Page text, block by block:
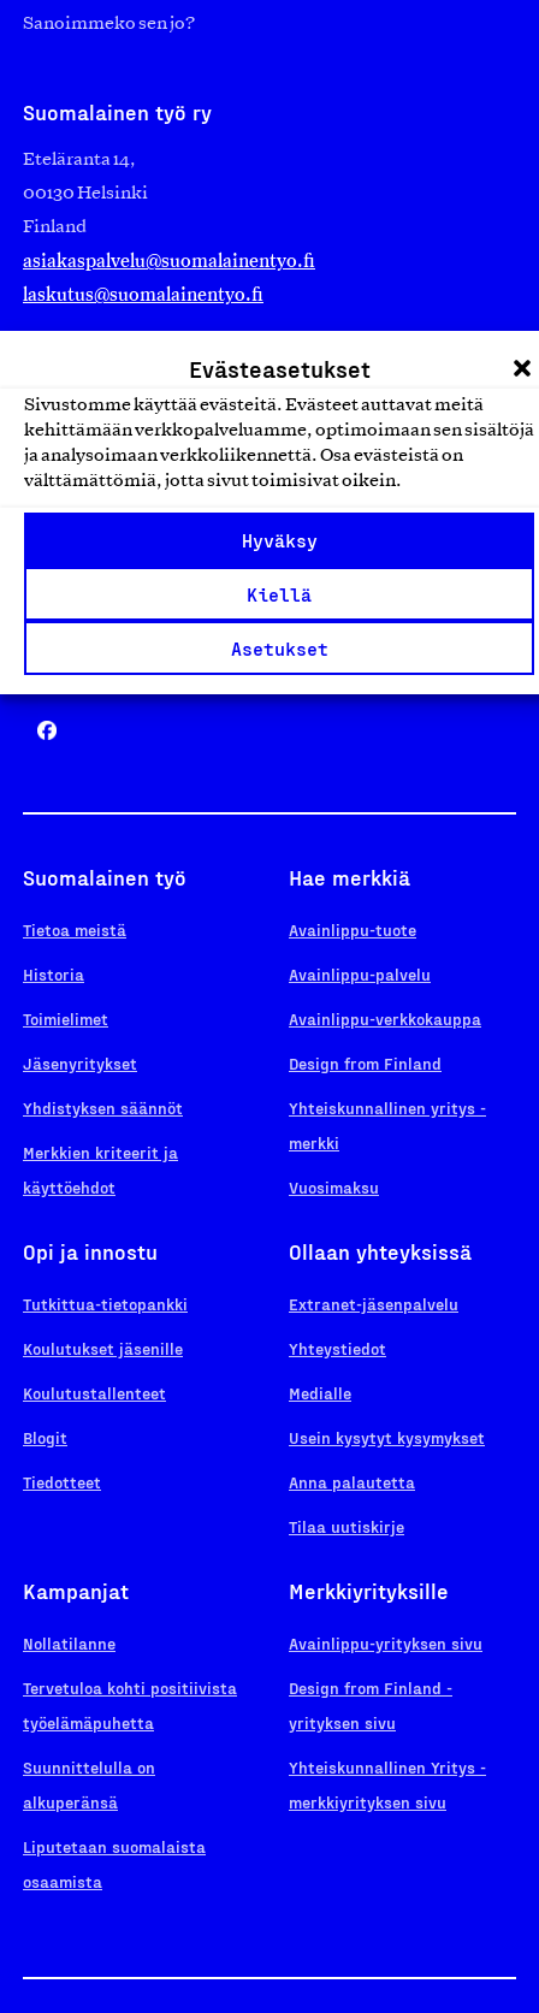
Evästeasetukset
Sivustomme käyttää evästeitä. Evästeet auttavat meitä
kehittämään verkkopalveluamme, optimoimaan sen sisältöjä
ja analysoimaan verkkoliikennettä. Osa evästeistä on
välttämättömiä, jotta sivut toimisivat oikein.
Hyväksy
Kiellä
Asetukset
Sanoimmeko sen jo?
Suomalainen työ ry
Eteläranta 14,
00130 Helsinki
Finland
asiakaspalvelu@suomalainentyo.fi
laskutus@suomalainentyo.fi
Avainlippu
Yhteiskunnallinen Yritys -merkki
Suomalainen työ
Tietoa meistä
Historia
Toimielimet
Jäsenyritykset
Yhdistyksen säännöt
Merkkien kriteerit ja
käyttöehdot
Hae merkkiä
Avainlippu-tuote
Avainlippu-palvelu
Avainlippu-verkkokauppa
Design from Finland
Yhteiskunnallinen yritys -
merkki
Vuosimaksu
Opi ja innostu
Tutkittua-tietopankki
Koulutukset jäsenille
Koulutustallenteet
Blogit
Tiedotteet
Ollaan yhteyksissä
Extranet-jäsenpalvelu
Yhteystiedot
Medialle
Usein kysytyt kysymykset
Anna palautetta
Tilaa uutiskirje
Kampanjat
Nollatilanne
Tervetuloa kohti positiivista
työelämäpuhetta
Suunnittelulla on
alkuperänsä
Liputetaan suomalaista
osaamista
Merkkiyrityksille
Avainlippu-yrityksen sivu
Design from Finland -
yrityksen sivu
Yhteiskunnallinen Yritys -
merkkiyrityksen sivu